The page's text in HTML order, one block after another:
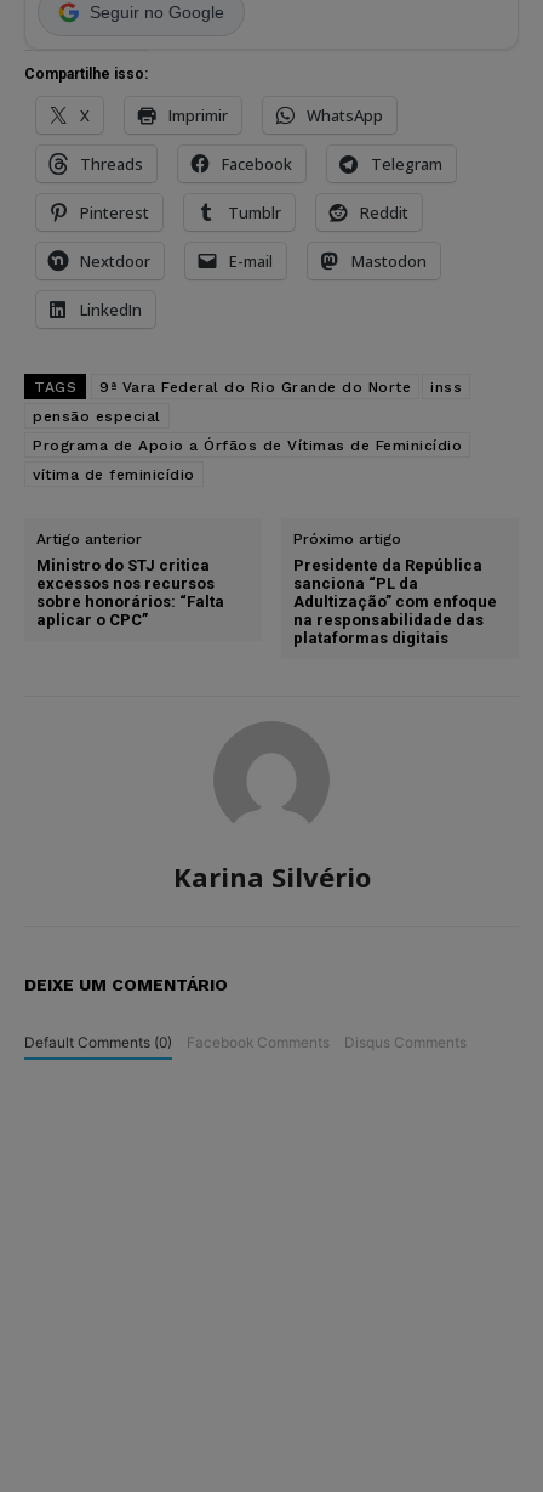
Seguir no Google
Compartilhe isso:
X Imprimir WhatsApp
Threads Facebook Telegram
Pinterest Tumblr Reddit
Nextdoor E-mail Mastodon
LinkedIn
TAGS 9ª Vara Federal do Rio Grande do Norte
inss
pensão especial
Programa de Apoio a Órfãos de Vítimas de Feminicídio
vítima de feminicídio
Artigo anterior
Ministro do STJ critica
excessos nos recursos
sobre honorários: “Falta
aplicar o CPC”
Próximo artigo
Presidente da República
sanciona “PL da
Adultização” com enfoque
na responsabilidade das
plataformas digitais
Karina Silvério
DEIXE UM COMENTÁRIO
Default Comments (0) Facebook Comments Disqus Comments